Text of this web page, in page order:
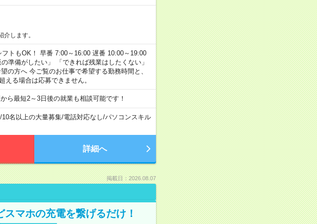
します。
トもOK！ 早番 7:00～16:00 遅番 10:00～19:00
準備がしたい」 「できれば残業はしたくない」
方へ 今ご覧のお仕事で希望する勤務時間と、
える場合は応募できません。
ら最短2～3日後の就業も相談可能です！
/10名以上の大量募集/電話対応なし/パソコンスキル
詳細へ
掲載日：2026.08.07
マホの充電を繋げるだけ！